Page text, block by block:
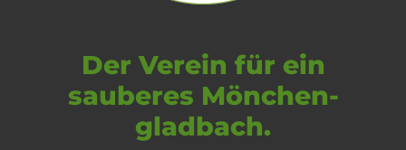
Der Verein für ein
sauberes Mönchen­
gladbach.